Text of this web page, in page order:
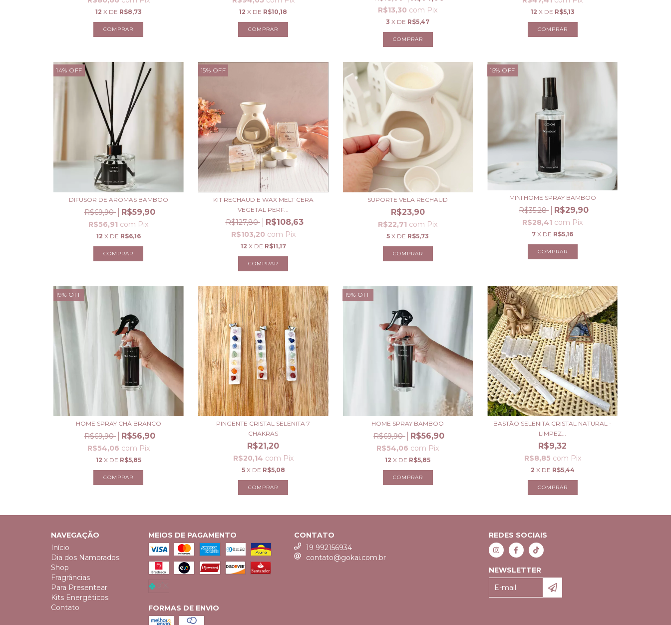
12 X DE R$8,73 12 X DE R$10,18 R$13,30 com Pix
3 X DE R$5,47
12 X DE R$5,13
COMPRAR
14% OFF
DIFUSOR DE AROMAS BAMBOO
R$69,90 R$59,90
R$56,91 com Pix
12 X DE R$6,16
15% OFF
KIT RECHAUD E WAX MELT CERA
VEGETAL PERF...
R$127,80 R$108,63
R$103,20 com Pix
12 X DE R$11,17
SUPORTE VELA RECHAUD
R$23,90
R$22,71 com Pix
5 X DE R$5,73
15% OFF
MINI HOME SPRAY BAMBOO
R$35,28 R$29,90
R$28,41 com Pix
7 X DE R$5,16
19% OFF
HOME SPRAY CHÁ BRANCO
R$69,90 R$56,90
R$54,06 com Pix
12 X DE R$5,85
PINGENTE CRISTAL SELENITA 7
CHAKRAS
R$21,20
R$20,14 com Pix
5 X DE R$5,08
19% OFF
HOME SPRAY BAMBOO
R$69,90 R$56,90
R$54,06 com Pix
12 X DE R$5,85
BASTÃO SELENITA CRISTAL NATURAL -
LIMPEZ...
R$9,32
R$8,85 com Pix
2 X DE R$5,44
COMPRAR
NAVEGAÇÃO
Início
Dia dos Namorados
Shop
Fragrâncias
Para Presentear
Kits Energéticos
Contato
MEIOS DE PAGAMENTO
FORMAS DE ENVIO
CONTATO
19 992156934
contato@gokai.com.br
REDES SOCIAIS
NEWSLETTER